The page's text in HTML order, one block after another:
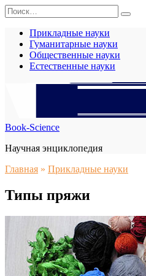
Перейти
к
содержанию
Search
for:
Прикладные науки
Гуманитарные науки
Общественные науки
Естественные науки
Book-Science
Научная энциклопедия
Главная » Прикладные науки
Типы пряжи